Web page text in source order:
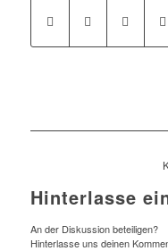
Hinterlasse
An der Diskussion beteiligen?
Hinterlasse uns deinen